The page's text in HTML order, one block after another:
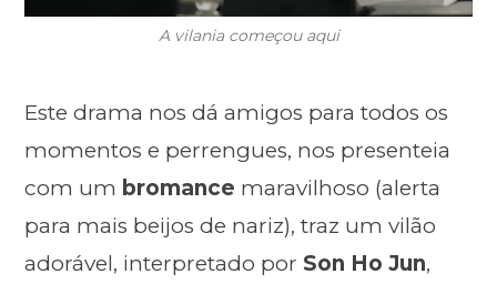
A vilania começou aqui
Este drama nos dá amigos para todos os
momentos e perrengues, nos presenteia
com um bromance maravilhoso (alerta
para mais beijos de nariz), traz um vilão
adorável, interpretado por Son Ho Jun,